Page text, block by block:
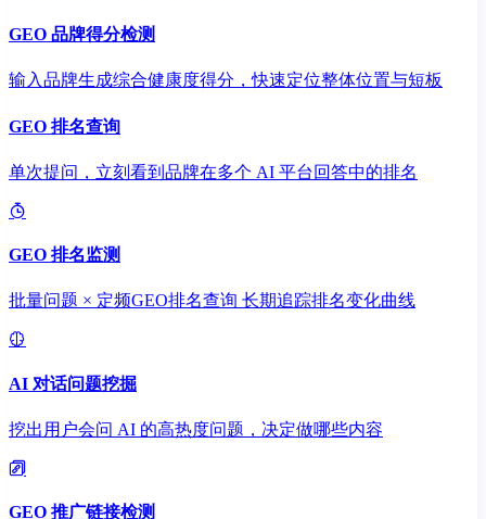
GEO 品牌得分检测
输入品牌生成综合健康度得分，快速定位整体位置与短板
GEO 排名查询
单次提问，立刻看到品牌在多个 AI 平台回答中的排名
GEO 排名监测
批量问题 × 定频GEO排名查询 长期追踪排名变化曲线
AI 对话问题挖掘
挖出用户会问 AI 的高热度问题，决定做哪些内容
GEO 推广链接检测